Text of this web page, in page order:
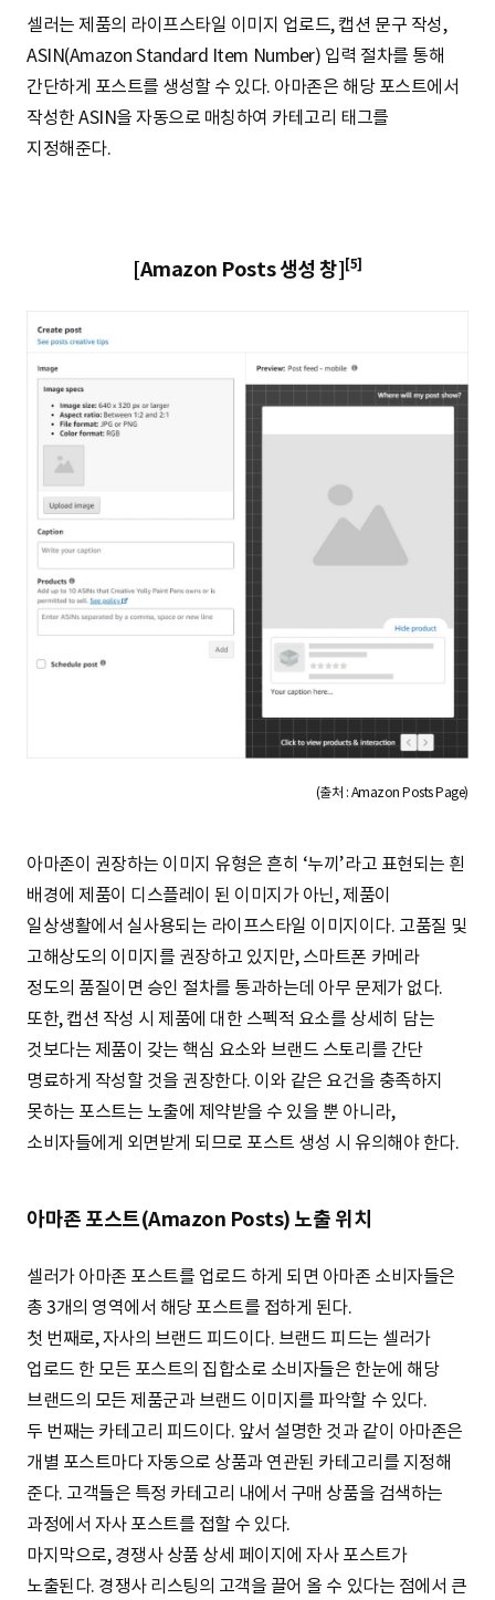
셀러는 제품의 라이프스타일 이미지 업로드, 캡션 문구 작성,
ASIN(Amazon Standard Item Number) 입력 절차를 통해
간단하게 포스트를 생성할 수 있다. 아마존은 해당 포스트에서
작성한 ASIN을 자동으로 매칭하여 카테고리 태그를
지정해준다.
[Amazon Posts 생성 창] [5]
(출처 : Amazon Posts Page)
아마존이 권장하는 이미지 유형은 흔히 ‘누끼’라고 표현되는 흰
배경에 제품이 디스플레이 된 이미지가 아닌, 제품이
일상생활에서 실사용되는 라이프스타일 이미지이다. 고품질 및
고해상도의 이미지를 권장하고 있지만, 스마트폰 카메라
정도의 품질이면 승인 절차를 통과하는데 아무 문제가 없다.
또한, 캡션 작성 시 제품에 대한 스펙적 요소를 상세히 담는
것보다는 제품이 갖는 핵심 요소와 브랜드 스토리를 간단
명료하게 작성할 것을 권장한다. 이와 같은 요건을 충족하지
못하는 포스트는 노출에 제약받을 수 있을 뿐 아니라,
소비자들에게 외면받게 되므로 포스트 생성 시 유의해야 한다.
아마존 포스트(Amazon Posts) 노출 위치
셀러가 아마존 포스트를 업로드 하게 되면 아마존 소비자들은
총 3개의 영역에서 해당 포스트를 접하게 된다.
첫 번째로, 자사의 브랜드 피드이다. 브랜드 피드는 셀러가
업로드 한 모든 포스트의 집합소로 소비자들은 한눈에 해당
브랜드의 모든 제품군과 브랜드 이미지를 파악할 수 있다.
두 번째는 카테고리 피드이다. 앞서 설명한 것과 같이 아마존은
개별 포스트마다 자동으로 상품과 연관된 카테고리를 지정해
준다. 고객들은 특정 카테고리 내에서 구매 상품을 검색하는
과정에서 자사 포스트를 접할 수 있다.
마지막으로, 경쟁사 상품 상세 페이지에 자사 포스트가
노출된다. 경쟁사 리스팅의 고객을 끌어 올 수 있다는 점에서 큰